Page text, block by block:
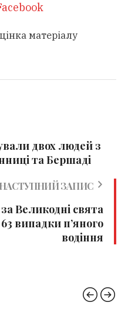
матеріалу
двох людей з
та Бершаді
НАСТУПНИЙ ЗАПИС
Великодні свята
випадки п’яного
водіння